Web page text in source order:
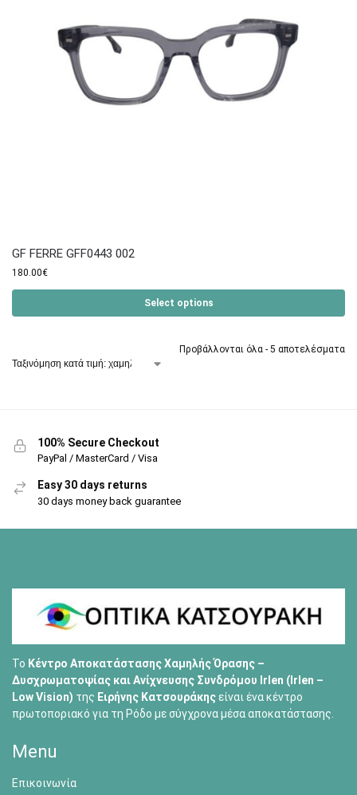
GF FERRE GFF0443 002
180.00€
Select options
Προβάλλονται όλα - 5 αποτελέσματα
100% Secure Checkout
PayPal / MasterCard / Visa
Easy 30 days returns
30 days money back guarantee
Το Κέντρο Αποκατάστασης Χαμηλής Όρασης –
Δυσχρωματοψίας και Ανίχνευσης Συνδρόμου Irlen (Irlen –
Low Vision) της Ειρήνης Κατσουράκηςείναι ένα κέντρο
πρωτοποριακό για τη Ρόδο με σύγχρονα μέσα αποκατάστασης.
Menu
Επικοινωνία